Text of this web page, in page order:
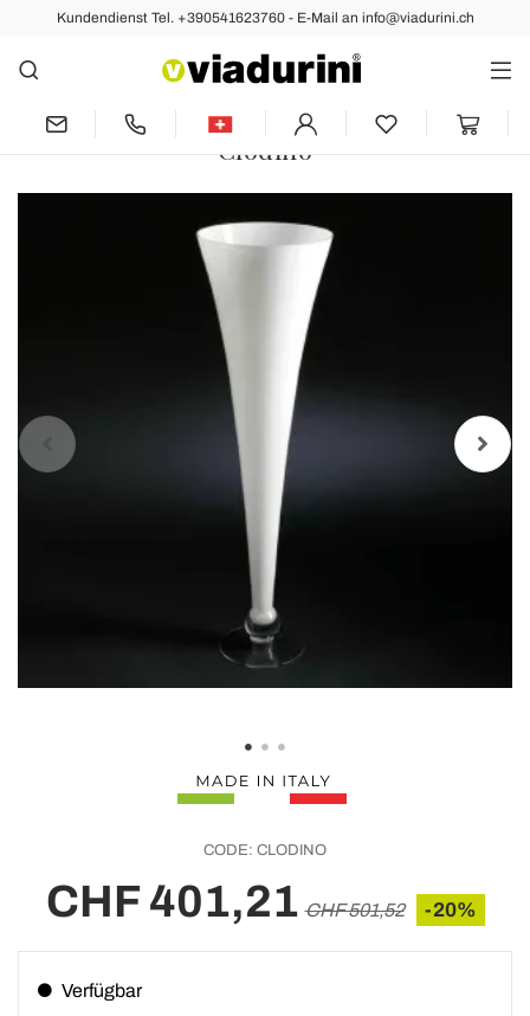
Kundendienst Tel. +390541623760 - E-Mail an info@viadurini.ch
Vorher Nächste
Hohe Indoor-Vase aus weißem und
transparentem Glas Made in Italy -
Clodino
CODE: CLODINO
CHF 401,21 CHF 501,52 -20%
Verfügbar